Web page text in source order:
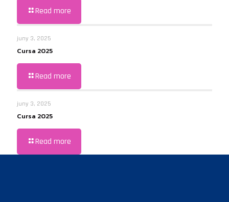
Read more
juny 3, 2025
Cursa 2025
Read more
juny 3, 2025
Cursa 2025
Read more